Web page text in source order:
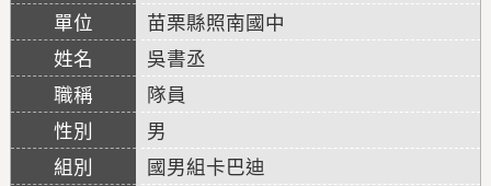
苗栗縣照南國中
吳書丞
隊員
男
國男組卡巴迪